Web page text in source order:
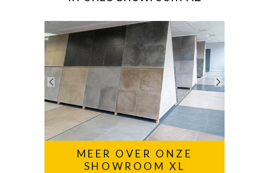
MEER OVER ONZE
SHOWROOM XL